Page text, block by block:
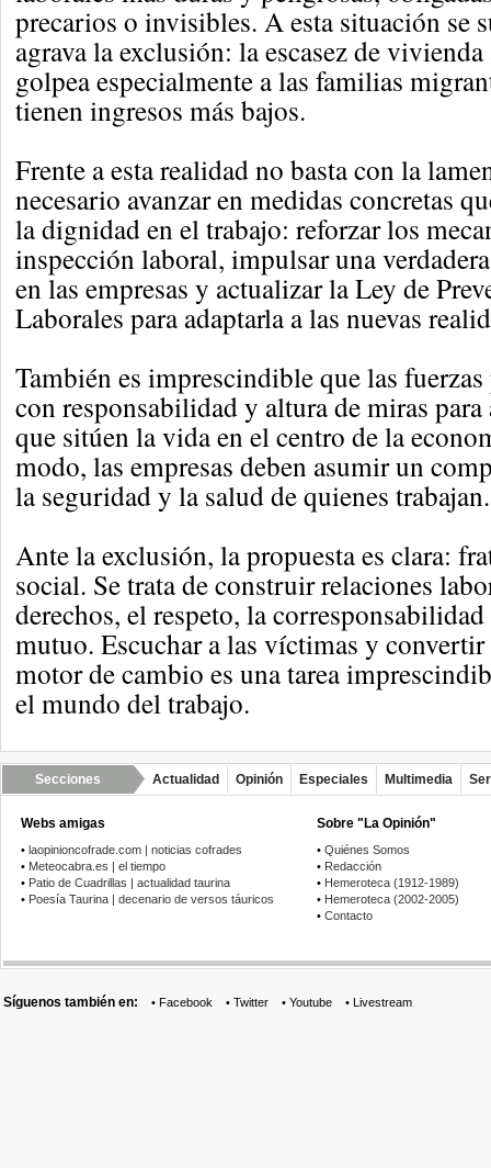
precarios o invisibles. A esta situación se
agrava la exclusión: la escasez de
golpea especialmente a las familias
tienen ingresos más bajos.
Frente a esta realidad no basta con la
necesario avanzar en medidas concretas
la dignidad en el trabajo: reforzar los
inspección laboral, impulsar una
en las empresas y actualizar la Ley de
Laborales para adaptarla a las nuevas
También es imprescindible que las
con responsabilidad y altura de miras para
que sitúen la vida en el centro de la
modo, las empresas deben asumir un
la seguridad y la salud de quienes trabajan.
Ante la exclusión, la propuesta es clara:
social. Se trata de construir relaciones
derechos, el respeto, la
mutuo. Escuchar a las víctimas y
motor de cambio es una tarea
el mundo del trabajo.
Secciones Actualidad Opinión Especiales Multimedia
Webs amigas
• laopinioncofrade.com | noticias cofrades
• Meteocabra.es | el tiempo
• Patio de Cuadrillas | actualidad taurina
• Poesía Taurina | decenario de versos táuricos
Sobre "La Opinión"
• Quiénes Somos
• Redacción
• Hemeroteca (1912-1989)
• Hemeroteca (2002-2005)
• Contacto
Síguenos también en: • Facebook • Twitter • Youtube • Livestream